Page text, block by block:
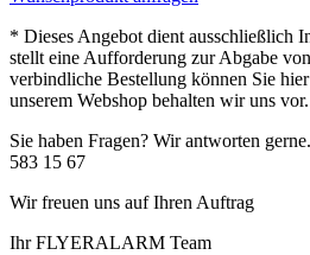
* Dieses Angebot dient ausschließlich
stellt eine Aufforderung zur Abgabe
verbindliche Bestellung können Sie
unserem Webshop behalten wir uns vor.
Sie haben Fragen? Wir antworten
583 15 67
Wir freuen uns auf Ihren Auftrag
Ihr FLYERALARM Team